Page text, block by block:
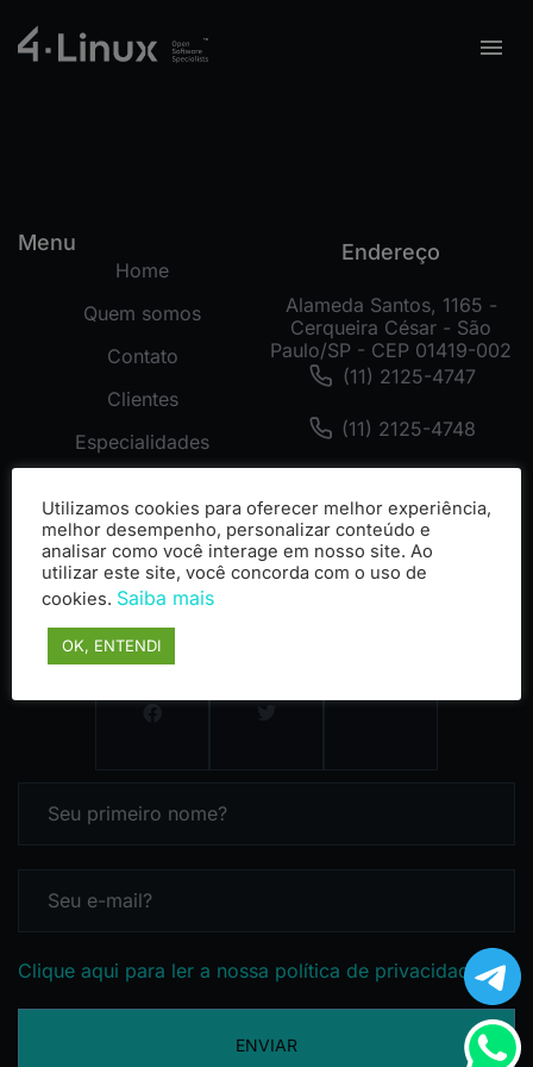
Menu
Home
Quem somos
Contato
Clientes
Especialidades
Cases
Endereço
Alameda Santos, 1165 -
Cerqueira César - São
Paulo/SP - CEP 01419-002
(11) 2125-4747
(11) 2125-4748
Clique aqui para ler a nossa política de privacidade
ENVIAR
Utilizamos cookies para oferecer melhor experiência,
melhor desempenho, personalizar conteúdo e
analisar como você interage em nosso site. Ao
utilizar este site, você concorda com o uso de
cookies. Saiba mais
OK, ENTENDI